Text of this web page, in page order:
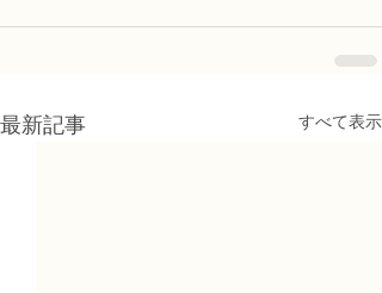
最新記事 すべて表示